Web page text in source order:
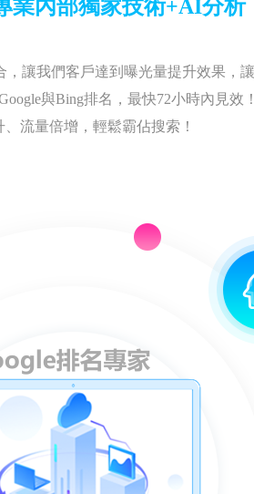
業內部獨家技術+AI分析
讓我們客戶達到曝光量提升效果，
與Bing排名，最快72小時內
流量倍增，輕鬆霸佔搜索！